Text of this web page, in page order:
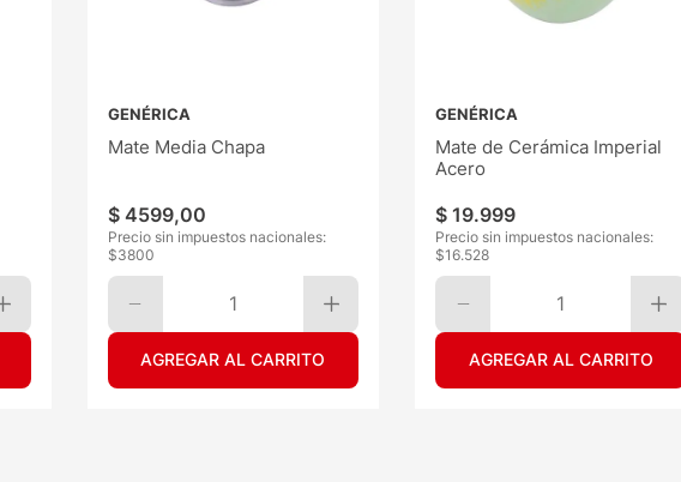
GENÉRICA
Mate Media Chapa
$ 4599,00
Precio sin impuestos nacionales:
$3800
1
AGREGAR AL CARRITO
GENÉRICA
Mate de Cerámica Imperial
Acero
$ 19.999
Precio sin impuestos nacionales:
$16.528
1
AGREGAR AL CARRITO